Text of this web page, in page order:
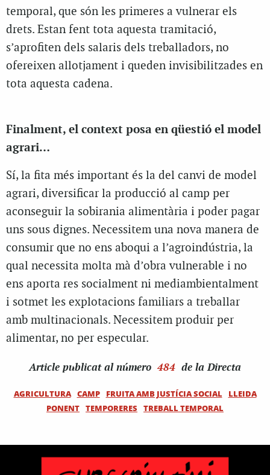
temporal, que són les primeres a vulnerar els
drets. Estan fent tota aquesta tramitació,
s’aprofiten dels salaris dels treballadors, no
ofereixen allotjament i queden invisibilitzades en
tota aquesta cadena.
Finalment, el context posa en qüestió el model
agrari…
Sí, la fita més important és la del canvi de model
agrari, diversificar la producció al camp per
aconseguir la sobirania alimentària i poder pagar
uns sous dignes. Necessitem una nova manera de
consumir que no ens aboqui a l’agroindústria, la
qual necessita molta mà d’obra vulnerable i no
ens aporta res socialment ni mediambientalment
i sotmet les explotacions familiars a treballar
amb multinacionals. Necessitem produir per
alimentar, no per especular.
Article publicat al número 484 de la Directa
AGRICULTURA CAMP FRUITA AMB JUSTÍCIA SOCIAL
LLEIDA
PONENT TEMPORERES TREBALL TEMPORAL